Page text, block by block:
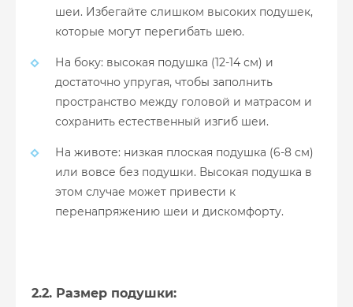
шеи. Избегайте слишком высоких подушек,
которые могут перегибать шею.
На боку: высокая подушка (12-14 см) и
достаточно упругая, чтобы заполнить
пространство между головой и матрасом и
сохранить естественный изгиб шеи.
На животе: низкая плоская подушка (6-8 см)
или вовсе без подушки. Высокая подушка в
этом случае может привести к
перенапряжению шеи и дискомфорту.
2.2. Размер подушки: